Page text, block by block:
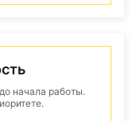
начала работы.